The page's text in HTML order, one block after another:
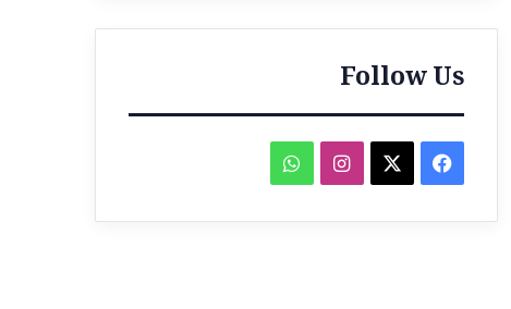
Follow Us
فيسبوك انستقرامواتساب